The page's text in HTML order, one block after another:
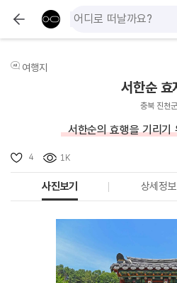
여행지
서한순 효
충북 진천군
서한순의 효행을 기리기
4 1K
사진보기 상세정보